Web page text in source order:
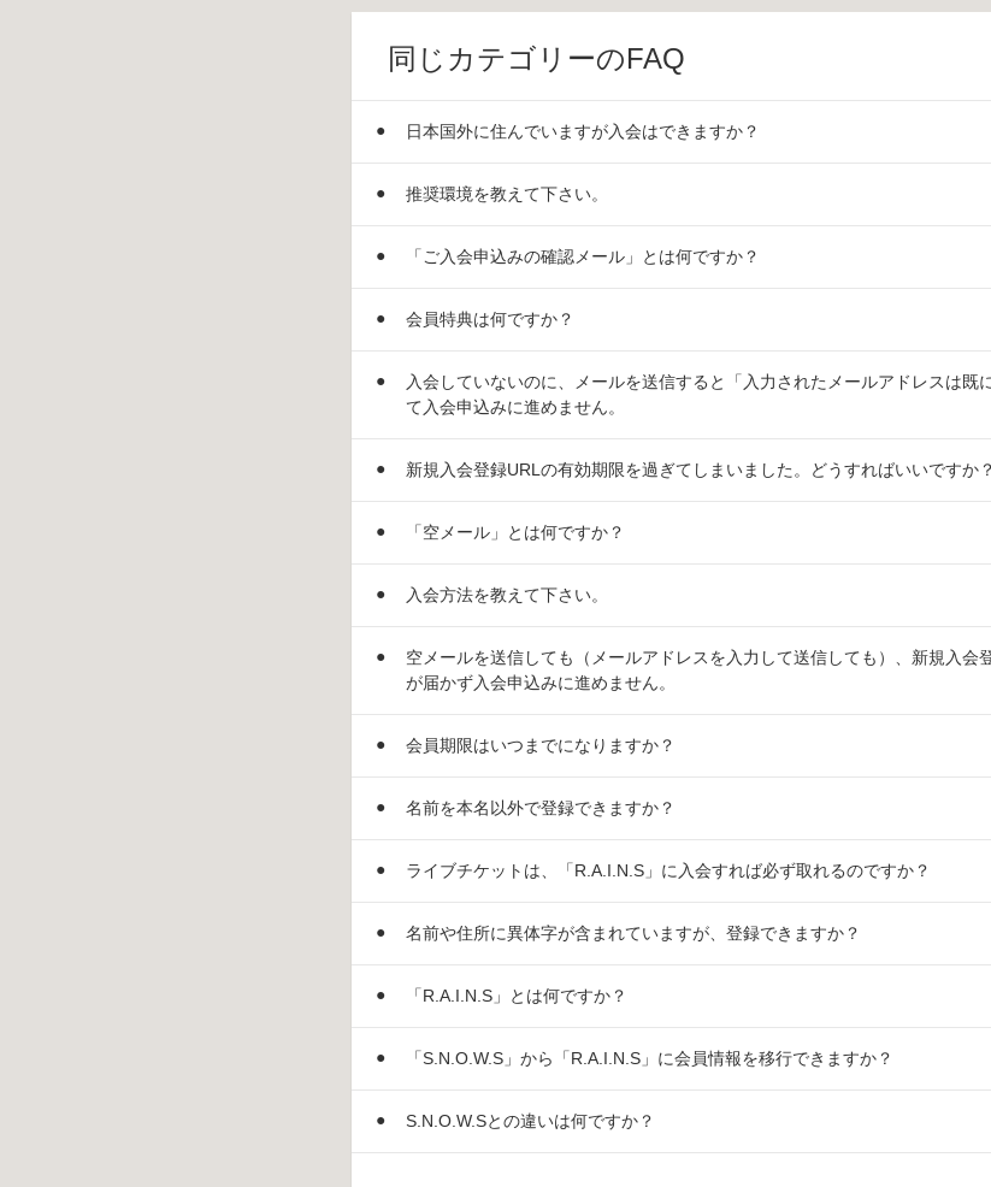
同じカテゴリーのFAQ
日本国外に住んでいますが入会はできますか？
推奨環境を教えて下さい。
「ご入会申込みの確認メール」とは何ですか？
会員特典は何ですか？
入会していないのに、メールを送信すると「入力されたメールアドレスは既
て入会申込みに進めません。
新規入会登録URLの有効期限を過ぎてしまいました。どうすればいいですか？
「空メール」とは何ですか？
入会方法を教えて下さい。
空メールを送信しても（メールアドレスを入力して送信しても）、新規入会
が届かず入会申込みに進めません。
会員期限はいつまでになりますか？
名前を本名以外で登録できますか？
ライブチケットは、「R.A.I.N.S」に入会すれば必ず取れるのですか？
名前や住所に異体字が含まれていますが、登録できますか？
「R.A.I.N.S」とは何ですか？
「S.N.O.W.S」から「R.A.I.N.S」に会員情報を移行できますか？
S.N.O.W.Sとの違いは何ですか？